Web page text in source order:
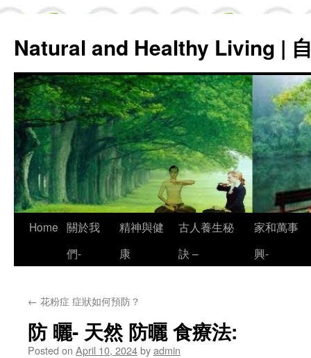
Natural and Healthy Living |
Skip
Home 關於我
們-
精神與健
康
古人養生秘
訣 –
家和萬事
興-
← 花粉症 症狀如何預防？
防 曬- 天然 防曬 食療法:
Posted on April 10, 2024byadmin